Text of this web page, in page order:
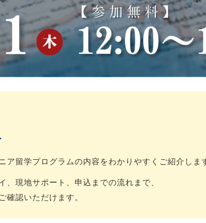
ア留学プログラムの内容をわかりやすくご紹介しま
現地サポート、申込までの流れまで、
認いただけます。